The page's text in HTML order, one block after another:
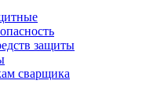
защиты
сварщика